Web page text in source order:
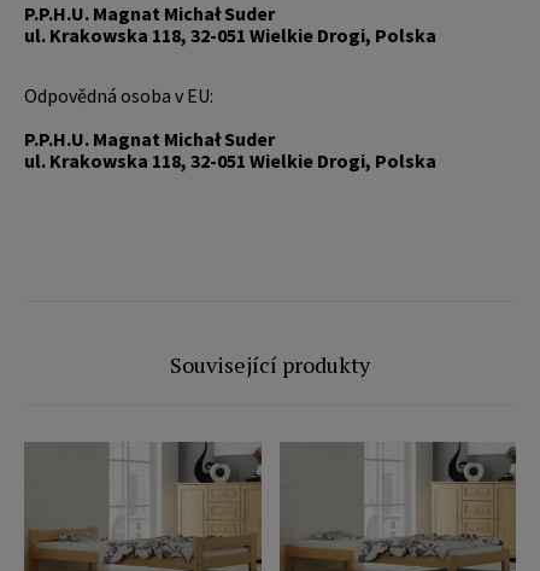
P.P.H.U. Magnat Michał Suder
ul. Krakowska 118, 32-051 Wielkie Drogi, Polska
Odpovědná osoba v EU:
P.P.H.U. Magnat Michał Suder
ul. Krakowska 118, 32-051 Wielkie Drogi, Polska
Související produkty